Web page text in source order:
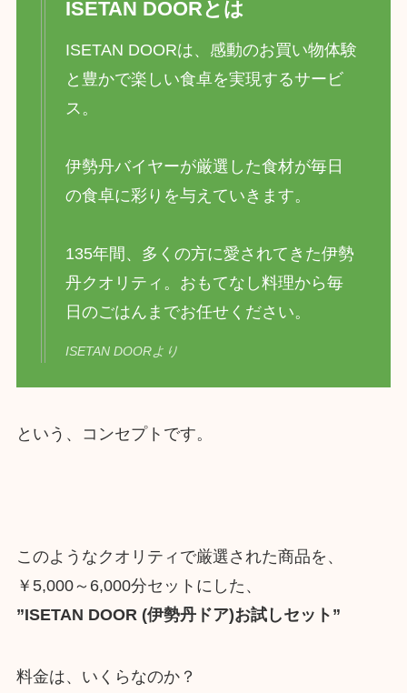
ISETAN DOORとは
ISETAN DOORは、感動のお買い物体験
と豊かで楽しい食卓を実現するサービ
ス。
伊勢丹バイヤーが厳選した食材が毎日
の食卓に彩りを与えていきます。
135年間、多くの方に愛されてきた伊勢
丹クオリティ。おもてなし料理から毎
日のごはんまでお任せください。
ISETAN DOORより
という、コンセプトです。
このようなクオリティで厳選された商品を、
￥5,000～6,000分セットにした、
”ISETAN DOOR (伊勢丹ドア)お試しセット”
料金は、いくらなのか？